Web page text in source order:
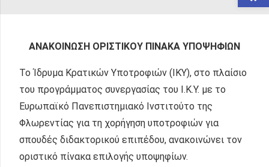
ΑΝΑΚΟΙΝΩΣΗ ΟΡΙΣΤΙΚΟΥ ΠΙΝΑΚΑ ΥΠΟΨΗΦΙΩΝ
Το Ίδρυμα Κρατικών Υποτροφιών (ΙΚΥ), στο πλαίσιο
του προγράμματος συνεργασίας του Ι.Κ.Υ. με το
Ευρωπαϊκό Πανεπιστημιακό Ινστιτούτο της
Φλωρεντίας για τη χορήγηση υποτροφιών για
σπουδές διδακτορικού επιπέδου, ανακοινώνει τον
οριστικό πίνακα επιλογής υποψηφίων.